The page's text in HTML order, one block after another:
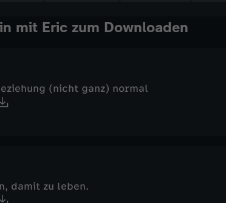
mit Eric zum Downloaden
(nicht ganz) normal
damit zu leben.